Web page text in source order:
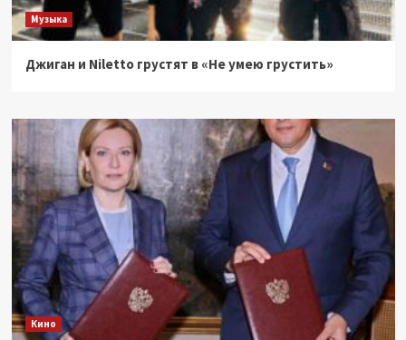
Музыка
Джиган и Niletto грустят в «Не умею грустить»
Кино